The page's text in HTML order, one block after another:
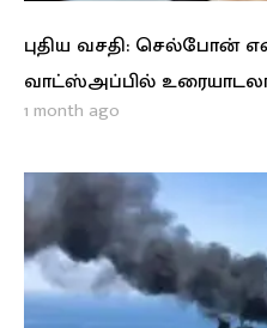
புதிய வசதி:
வாட்ஸ்அப்பில்
1 month ago